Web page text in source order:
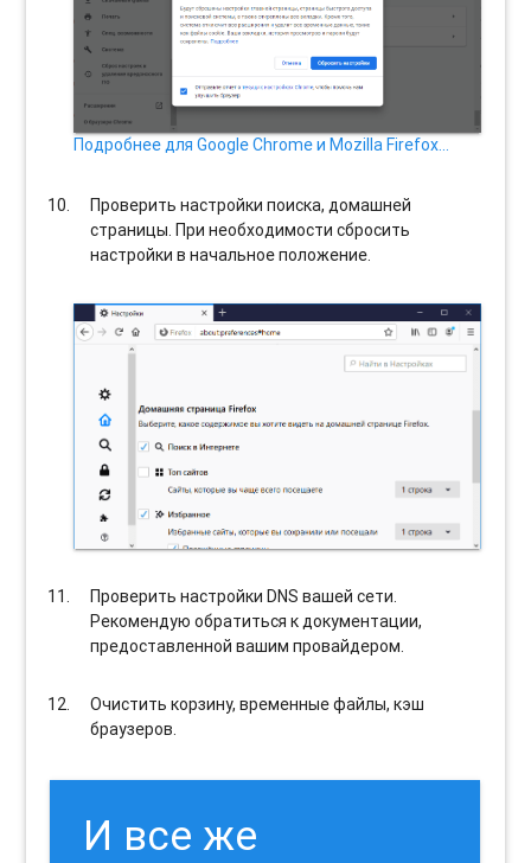
Подробнее для Google Chrome и Mozilla Firefox…
Проверить настройки поиска, домашней
страницы. При необходимости сбросить
настройки в начальное положение.
Проверить настройки DNS вашей сети.
Рекомендую обратиться к документации,
предоставленной вашим провайдером.
Очистить корзину, временные файлы, кэш
браузеров.
И все же